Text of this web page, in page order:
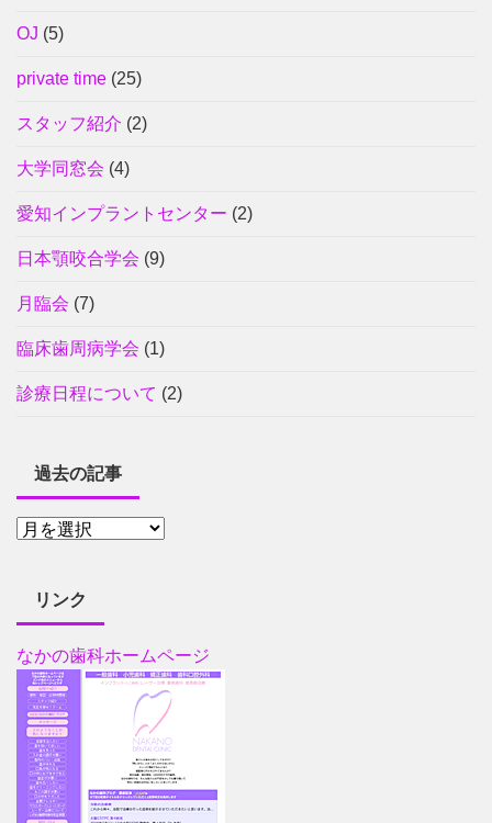
OJ (5)
private time (25)
スタッフ紹介 (2)
大学同窓会 (4)
愛知インプラントセンター (2)
日本顎咬合学会 (9)
月臨会 (7)
臨床歯周病学会 (1)
診療日程について (2)
過去の記事
リンク
なかの歯科ホームページ